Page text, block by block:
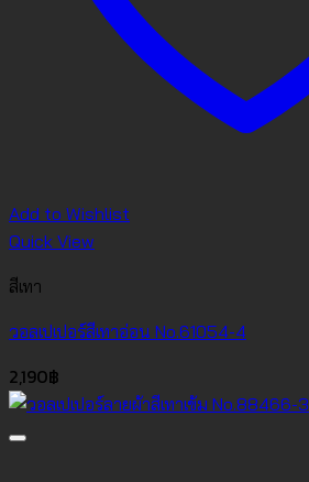
Add to Wishlist
Quick View
สีเทา
วอลเปเปอร์สีเทาอ่อน No.61054-4
2,190฿